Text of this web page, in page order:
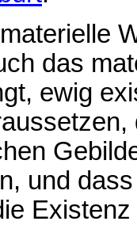
das
ewig
und